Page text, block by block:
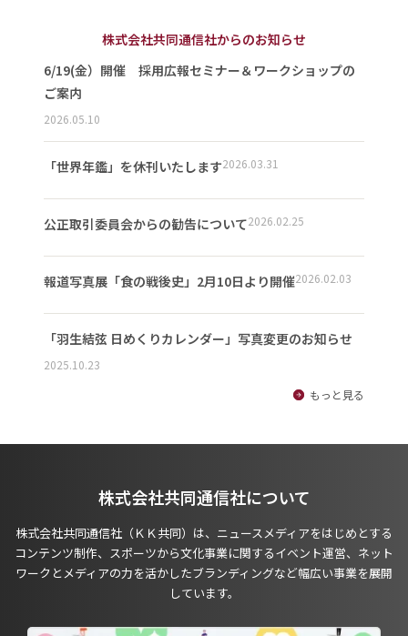
株式会社共同通信社からのお知らせ
6/19(金）開催 採用広報セミナー＆ワークショップの
ご案内
2026.05.10
「世界年鑑」を休刊いたします2026.03.31
公正取引委員会からの勧告について2026.02.25
報道写真展「食の戦後史」2月10日より開催2026.02.03
「羽生結弦 日めくりカレンダー」写真変更のお知らせ
2025.10.23
もっと見る
株式会社共同通信社について
株式会社共同通信社（ＫＫ共同）は、ニュースメディアをはじめとする
コンテンツ制作、スポーツから文化事業に関するイベント運営、ネット
ワークとメディアの力を活かしたブランディングなど幅広い事業を展開
しています。